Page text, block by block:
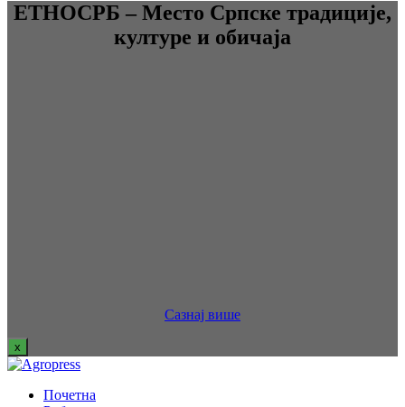
ЕТНОСРБ – Место Српске традиције,
културе и обичаја
Сазнај више
x
Почетна